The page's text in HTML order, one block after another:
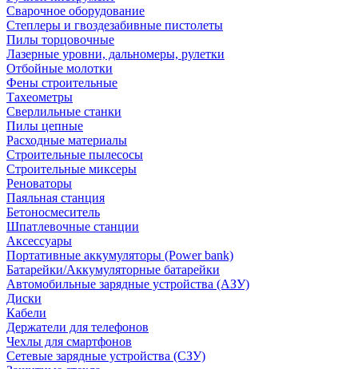
Сварочное оборудование
Степлеры и гвоздезабивные пистолеты
Пилы торцовочные
Лазерные уровни, дальномеры, рулетки
Отбойные молотки
Фены строительные
Тахеометры
Сверлильные станки
Пилы цепные
Расходные материалы
Строительные пылесосы
Строительные миксеры
Реноваторы
Паяльная станция
Бетоносмеситель
Шпатлевочные станции
Аксессуары
Портативные аккумуляторы (Power bank)
Батарейки/Аккумуляторные батарейки
Автомобильные зарядные устройства (АЗУ)
Диски
Кабели
Держатели для телефонов
Чехлы для смартфонов
Сетевые зарядные устройства (СЗУ)